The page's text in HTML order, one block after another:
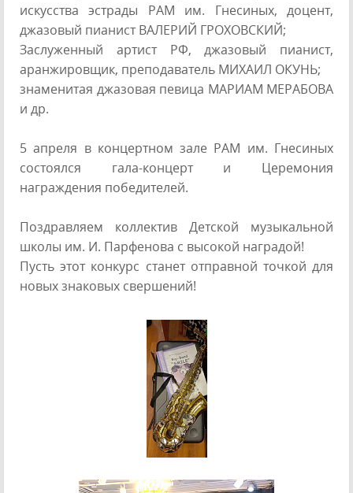
искусства эстрады РАМ им. Гнесиных, доцент,
джазовый пианист ВАЛЕРИЙ ГРОХОВСКИЙ;
Заслуженный артист РФ, джазовый пианист,
аранжировщик, преподаватель МИХАИЛ ОКУНЬ;
знаменитая джазовая певица МАРИАМ МЕРАБОВА
и др.
5 апреля в концертном зале РАМ им. Гнесиных
состоялся гала-концерт и Церемония
награждения победителей.
Поздравляем коллектив Детской музыкальной
школы им. И. Парфенова с высокой наградой!
Пусть этот конкурс станет отправной точкой для
новых знаковых свершений!